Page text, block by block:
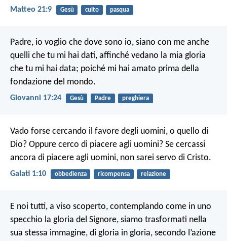
Matteo 21:9 Gesù culto pasqua
Padre, io voglio che dove sono io, siano con me anche
quelli che tu mi hai dati, affinché vedano la mia gloria
che tu mi hai data; poiché mi hai amato prima della
fondazione del mondo.
Giovanni 17:24 Gesù Padre preghiera
Vado forse cercando il favore degli uomini, o quello di
Dio? Oppure cerco di piacere agli uomini? Se cercassi
ancora di piacere agli uomini, non sarei servo di Cristo.
Galati 1:10 obbedienza ricompensa relazione
E noi tutti, a viso scoperto, contemplando come in uno
specchio la gloria del Signore, siamo trasformati nella
sua stessa immagine, di gloria in gloria, secondo l’azione